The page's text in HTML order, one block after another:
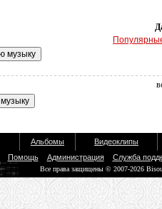
Альбомы
Видеоклипы
Помощь Администрация Служба
Все права защищены © 2007-2026